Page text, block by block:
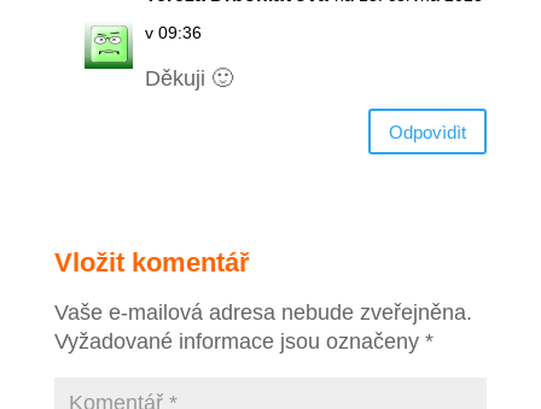
v 09:36
Děkuji 🙂
Odpovìdìt
Vložit komentář
Vaše e-mailová adresa nebude zveřejněna.
Vyžadované informace jsou označeny *